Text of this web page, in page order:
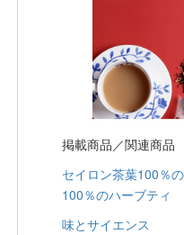
掲載商品／関連商品
セイロン茶葉100％
100％のハーブティ
味とサイエンス